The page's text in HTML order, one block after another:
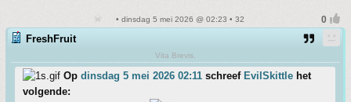
• dinsdag 5 mei 2026 @ 02:23 • 32
FreshFruit
Vita Brevis.
Op dinsdag 5 mei 2026 02:11 schreef EvilSkittle het
volgende: